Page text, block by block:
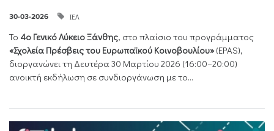
30-03-2026 ΙΕΛ
Το 4ο Γενικό Λύκειο Ξάνθης, στο πλαίσιο του προγράμματος
«Σχολεία Πρέσβεις του Ευρωπαϊκού Κοινοβουλίου»(EPAS),
διοργανώνει τη Δευτέρα 30 Μαρτίου 2026 (16:00–20:00)
ανοικτή εκδήλωση σε συνδιοργάνωση με το...